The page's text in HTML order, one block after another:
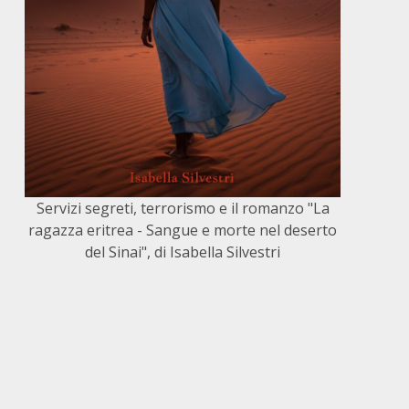
Servizi segreti, terrorismo e il romanzo "La
ragazza eritrea - Sangue e morte nel deserto
del Sinai", di Isabella Silvestri